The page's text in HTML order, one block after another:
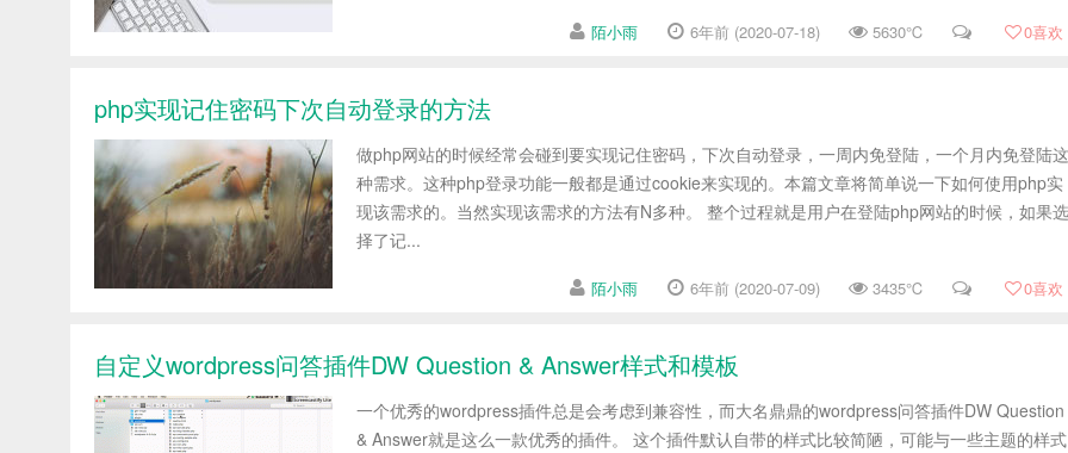
陌小雨 6年前 (2020-07-18) 5630℃ 0喜欢
php实现记住密码下次自动登录的方法
做php网站的时候经常会碰到要实现记住密码，下次自动登录，一周内免登陆，一个月内免登陆这
种需求。这种php登录功能一般都是通过cookie来实现的。本篇文章将简单说一下如何使用php实
现该需求的。当然实现该需求的方法有N多种。 整个过程就是用户在登陆php网站的时候，如果选
择了记...
陌小雨 6年前 (2020-07-09) 3435℃ 0喜欢
自定义wordpress问答插件DW Question & Answer样式和模板
一个优秀的wordpress插件总是会考虑到兼容性，而大名鼎鼎的wordpress问答插件DW Question
& Answer就是这么一款优秀的插件。 这个插件默认自带的样式比较简陋，可能与一些主题的样式